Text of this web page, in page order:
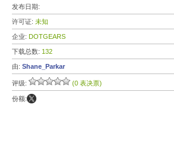
发布日期:
许可证: 未知
企业: DOTGEARS
下载总数: 132
由: Shane_Parkar
评级: (0 表决票)
份额: